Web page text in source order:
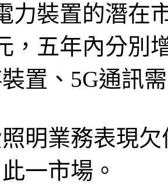
力裝置的潛
，五年內分別
置、5G通訊
明業務表現
一市場。